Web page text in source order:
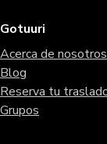
Gotuuri
Acerca de nosotros
Blog
Reserva tu
Grupos